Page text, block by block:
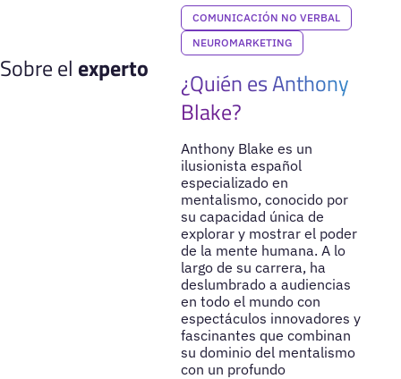
COMUNICACIÓN NO VERBAL
NEUROMARKETING
Sobre el experto
¿Quién es Anthony
Blake?
Anthony Blake es un
ilusionista español
especializado en
mentalismo, conocido por
su capacidad única de
explorar y mostrar el poder
de la mente humana. A lo
largo de su carrera, ha
deslumbrado a audiencias
en todo el mundo con
espectáculos innovadores y
fascinantes que combinan
su dominio del mentalismo
con un profundo